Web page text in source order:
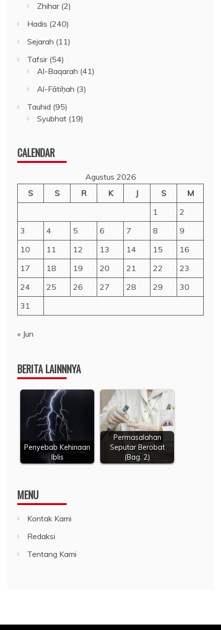
Zhihar(2)
Hadis (240)
Sejarah (11)
Tafsir(54)
Al-Baqarah (41)
Al-Fātiḥah (3)
Tauhid (95)
Syubhat (19)
CALENDAR
Agustus 2026
S
S R K J S
M
1
2
3
4 5 6 7 8
9
10
11 12 13 14 15
16
17
18 19 20 21 22
23
24
25 26 27 28 29
30
31
« Jun
BERITA LAINNNYA
Penyebab Kehinaan
Iblis
Permasalahan
Seputar Berobat
(Bag. 2)
MENU
Kontak Kami
Redaksi
Tentang Kami